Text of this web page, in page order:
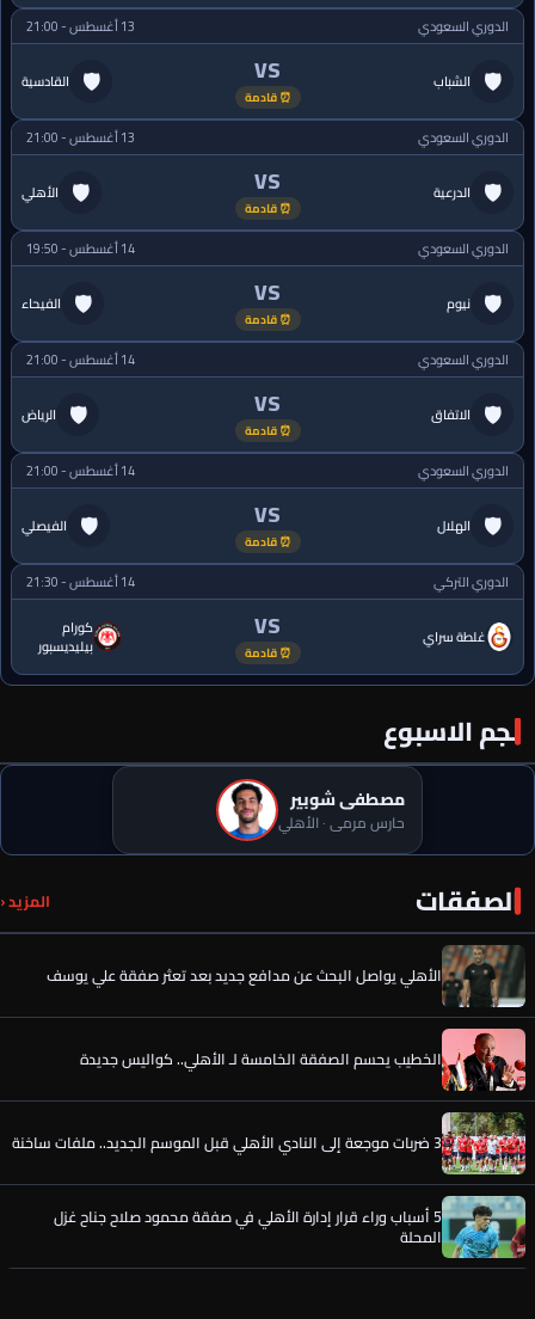
الدوري السعودي 13 أغسطس - 21:00
🛡 الشباب VS
⏰ قادمة
القادسية 🛡
الدوري السعودي 13 أغسطس - 21:00
🛡 الدرعية VS
⏰ قادمة
الأهلي 🛡
الدوري السعودي 14 أغسطس - 19:50
🛡 نيوم VS
⏰ قادمة
الفيحاء 🛡
الدوري السعودي 14 أغسطس - 21:00
🛡 الاتفاق VS
⏰ قادمة
الرياض 🛡
الدوري السعودي 14 أغسطس - 21:00
🛡 الهلال VS
⏰ قادمة
الفيصلي 🛡
الدوري التركي 14 أغسطس - 21:30
غلطة سراي VS
⏰ قادمة
كورام
بيليديسبور
نجم الاسبوع
مصطفى شوبير
حارس مرمى · الأهلي
الصفقات المزيد ‹ دينامو موسكو على أعتاب خطف ماتا ماجاسا قبل الأهلي
الأهلي يواصل البحث عن مدافع جديد بعد تعثر صفقة علي يوسف
الخطيب يحسم الصفقة الخامسة لـ الأهلي.. كواليس جديدة
3 ضربات موجعة إلى النادي الأهلي قبل الموسم الجديد.. ملفات ساخنة
5 أسباب وراء قرار إدارة الأهلي في صفقة محمود صلاح جناح غزل
المحلة